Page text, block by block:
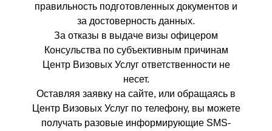
правильность подготовленных документов и
за достоверность данных.
За отказы в выдаче визы офицером
Консульства по субъективным причинам
Центр Визовых Услуг ответственности не
несет.
Оставляя заявку на сайте, или обращаясь в
Центр Визовых Услуг по телефону, вы можете
получать разовые информирующие SMS-